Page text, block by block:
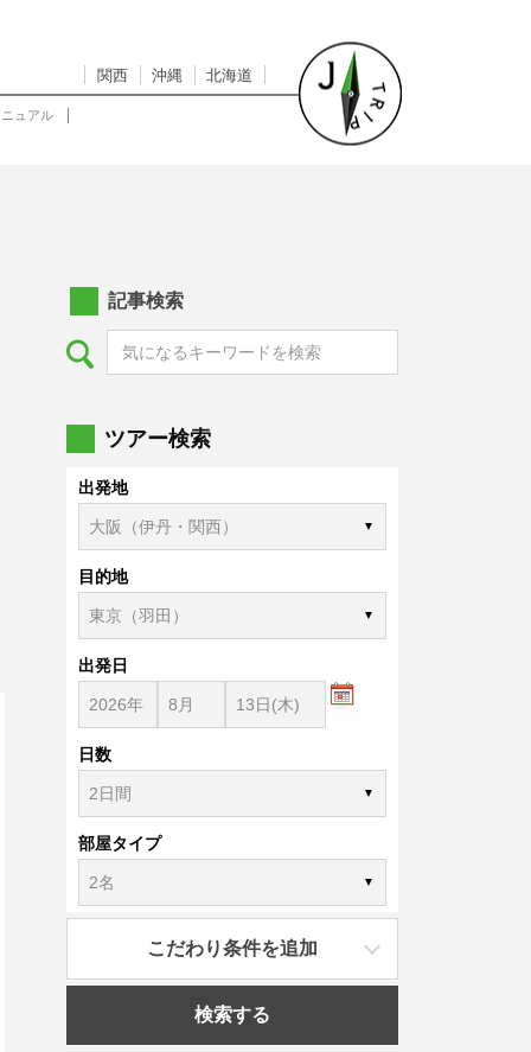
関西 沖縄 北海道
ュアル
記事検索
ツアー検索
出発地
目的地
出発日
日数
部屋タイプ
こだわり条件を追加
検索する